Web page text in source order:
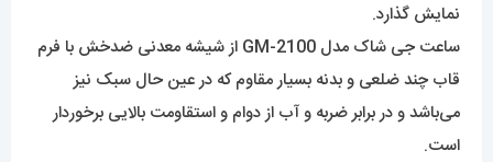
نمایش گذارد.
ساعت جی شاک مدل GM-2100 از شیشه معدنی ضدخش با فرم
قاب چند ضلعی و بدنه بسیار مقاوم که در عین حال سبک نیز
می‌باشد و در برابر ضربه و آب از دوام و استقاومت بالایی برخوردار
است.